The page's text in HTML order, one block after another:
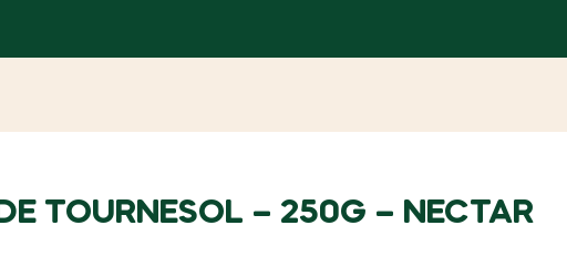
TOURNESOL – 250G – NECTAR